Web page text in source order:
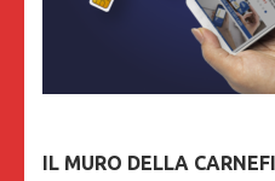
IL MURO DELLA